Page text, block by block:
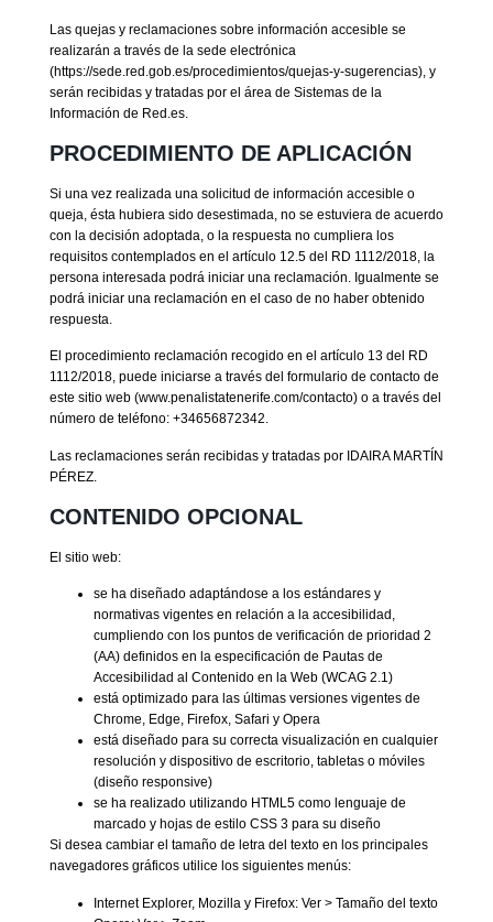
Las quejas y reclamaciones sobre información accesible se
realizarán a través de la sede electrónica
(https://sede.red.gob.es/procedimientos/quejas-y-sugerencias), y
serán recibidas y tratadas por el área de Sistemas de la
Información de Red.es.
PROCEDIMIENTO DE APLICACIÓN
Si una vez realizada una solicitud de información accesible o
queja, ésta hubiera sido desestimada, no se estuviera de acuerdo
con la decisión adoptada, o la respuesta no cumpliera los
requisitos contemplados en el artículo 12.5 del RD 1112/2018, la
persona interesada podrá iniciar una reclamación. Igualmente se
podrá iniciar una reclamación en el caso de no haber obtenido
respuesta.
El procedimiento reclamación recogido en el artículo 13 del RD
1112/2018, puede iniciarse a través del formulario de contacto de
este sitio web (www.penalistatenerife.com/contacto) o a través del
número de teléfono: +34656872342.
Las reclamaciones serán recibidas y tratadas por IDAIRA MARTÍN
PÉREZ.
CONTENIDO OPCIONAL
El sitio web:
se ha diseñado adaptándose a los estándares y
normativas vigentes en relación a la accesibilidad,
cumpliendo con los puntos de verificación de prioridad 2
(AA) definidos en la especificación de Pautas de
Accesibilidad al Contenido en la Web (WCAG 2.1)
está optimizado para las últimas versiones vigentes de
Chrome, Edge, Firefox, Safari y Opera
está diseñado para su correcta visualización en cualquier
resolución y dispositivo de escritorio, tabletas o móviles
(diseño responsive)
se ha realizado utilizando HTML5 como lenguaje de
marcado y hojas de estilo CSS 3 para su diseño
Si desea cambiar el tamaño de letra del texto en los principales
navegadores gráficos utilice los siguientes menús:
Internet Explorer, Mozilla y Firefox: Ver > Tamaño del texto